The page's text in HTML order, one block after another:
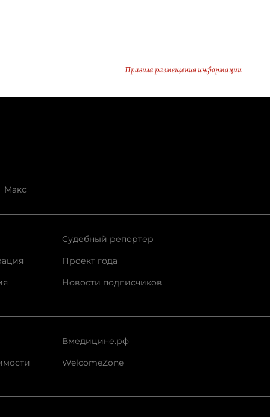
Правила размещения информации
Макс
Судебный репортер
Проект года
Новости подписчиков
Вмедицине.рф
WelcomeZone